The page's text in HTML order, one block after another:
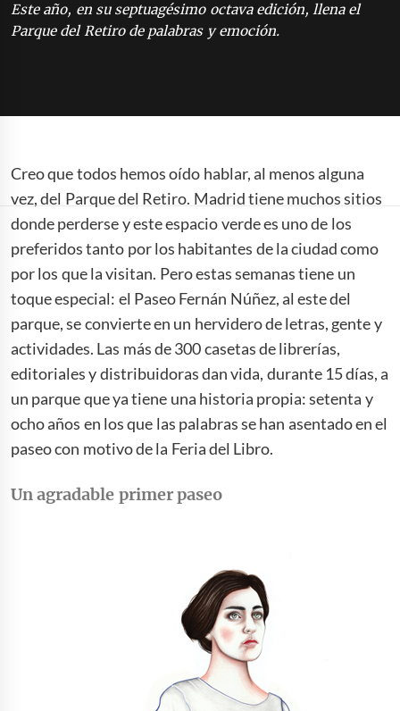
Este año, en su septuagésimo octava edición, llena el
Parque del Retiro de palabras y emoción.
Creo que todos hemos oído hablar, al menos alguna
vez, del Parque del Retiro. Madrid tiene muchos sitios
donde perderse y este espacio verde es uno de los
preferidos tanto por los habitantes de la ciudad como
por los que la visitan. Pero estas semanas tiene un
toque especial: el Paseo Fernán Núñez, al este del
parque, se convierte en un hervidero de letras, gente y
actividades. Las más de 300 casetas de librerías,
editoriales y distribuidoras dan vida, durante 15 días, a
un parque que ya tiene una historia propia: setenta y
ocho años en los que las palabras se han asentado en el
paseo con motivo de la Feria del Libro.
Un agradable primer paseo